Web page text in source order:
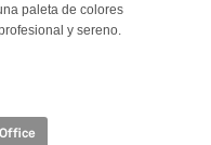
paleta de colores
y sereno.
Office